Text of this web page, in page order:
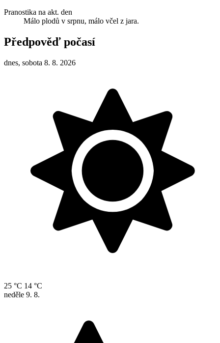
Pranostika na akt. den
Málo plodů v srpnu, málo včel z jara.
Předpověď počasí
dnes, sobota 8. 8. 2026
25 °C 14 °C
neděle 9. 8.